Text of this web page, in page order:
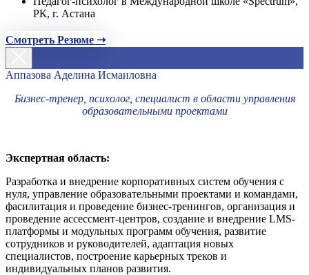
РК, г. Астана
Смотреть Резюме ➝
Аппазова Аделина Исмаиловна
Бизнес-тренер, психолог, специалист в области управления
образовательными проектами
Экспертная область:
Разработка и внедрение корпоративных систем обучения с
нуля, управление образовательными проектами и командами,
фасилитация и проведение бизнес-тренингов, организация и
проведение ассессмент-центров, создание и внедрение LMS-
платформы и модульных программ обучения, развитие
сотрудников и руководителей, адаптация новых
специалистов, построение карьерных треков и
индивидуальных планов развития.